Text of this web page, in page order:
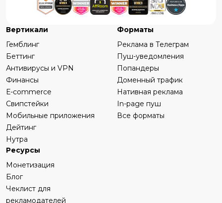
Вертикали
Гемблинг
Беттинг
Антивирусы и VPN
Финансы
Е-commerce
Свипстейки
Мобильные приложения
Дейтинг
Нутра
Форматы
Реклама в Телеграм
Пуш-уведомления
Попандеры
Доменный трафик
Нативная реклама
In-page пуш
Все форматы
Ресурсы
Монетизация
Блог
Чеклист для
рекламодателей